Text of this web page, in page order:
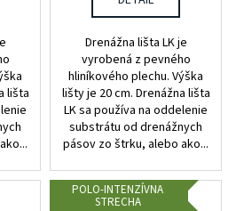
lišta
Drenážna lišta LK je
vyrobená z pevného
hliníkového plechu. Výška
lišty je 20 cm. Drenážna lišta
LK sa používa na oddelenie
substrátu od drenážnych
pásov zo štrku, alebo ako...
POLO-INTENZÍVNA
STRECHA